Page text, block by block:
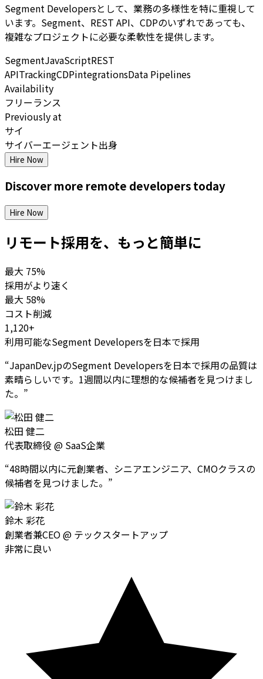
Segment Developersとして、業務の多様性を特に重視して
います。Segment、REST API、CDPのいずれであっても、
複雑なプロジェクトに必要な柔軟性を提供します。
SegmentJavaScriptREST
APITrackingCDPintegrationsData Pipelines
Availability
フリーランス
Previously at
サイ
サイバーエージェント出身
Hire Now
Discover more remote developerstoday
Hire Now
リモート採用を、もっと簡単に
最大 75%
採用がより速く
最大 58%
コスト削減
1,120+
利用可能なSegment Developersを日本で採用
“JapanDev.jpのSegment Developersを日本で採用の品質は
素晴らしいです。1週間以内に理想的な候補者を見つけまし
た。 ”
松田 健二
代表取締役 @ SaaS企業
“48時間以内に元創業者、シニアエンジニア、CMOクラスの
候補者を見つけました。 ”
鈴木 彩花
創業者兼CEO@ テックスタートアップ
非常に良い